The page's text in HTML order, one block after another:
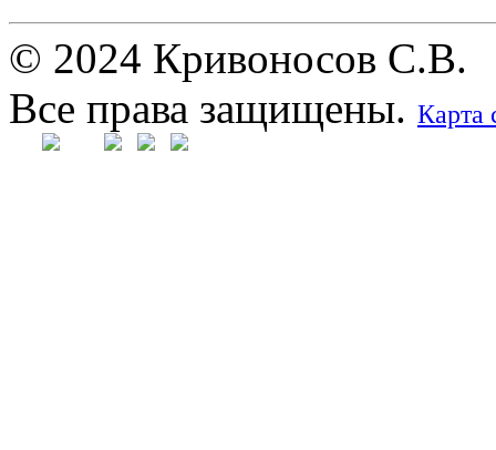
© 2024 Кривоносов С.В.
Все права защищены. Карта